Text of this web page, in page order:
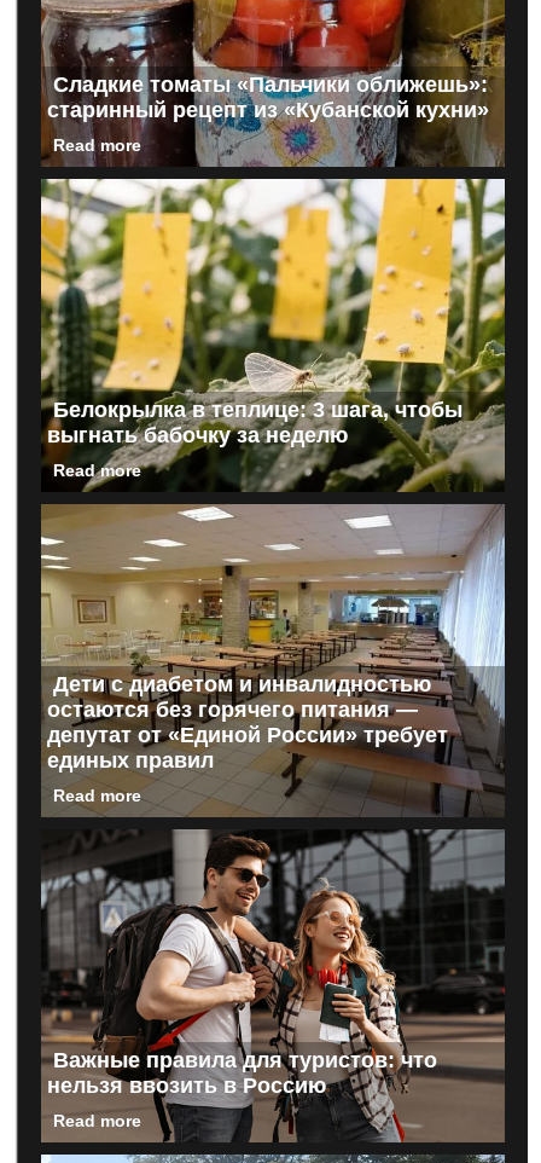
Сладкие томаты «Пальчики оближешь»:
старинный рецепт из «Кубанской кухни»
Read more
Белокрылка в теплице: 3 шага, чтобы
выгнать бабочку за неделю
Read more
Дети с диабетом и инвалидностью
остаются без горячего питания —
депутат от «Единой России» требует
единых правил
Read more
Важные правила для туристов: что
нельзя ввозить в Россию
Read more